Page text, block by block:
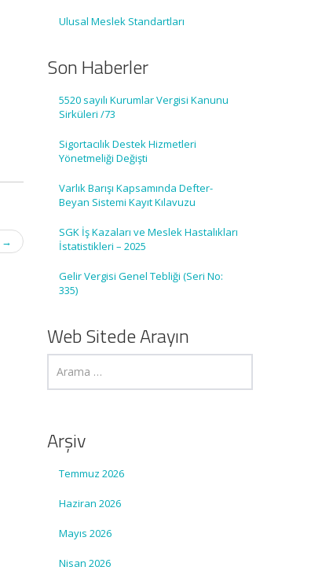
→
Ulusal Meslek Standartları
Son Haberler
5520 sayılı Kurumlar Vergisi Kanunu
Sirküleri /73
Sigortacılık Destek Hizmetleri
Yönetmeliği Değişti
Varlık Barışı Kapsamında Defter-
Beyan Sistemi Kayıt Kılavuzu
SGK İş Kazaları ve Meslek Hastalıkları
İstatistikleri – 2025
Gelir Vergisi Genel Tebliği (Seri No:
335)
Web Sitede Arayın
Arşiv
Temmuz 2026
Haziran 2026
Mayıs 2026
Nisan 2026